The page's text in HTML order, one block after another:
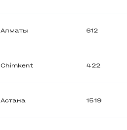
Алматы 612
Chimkent 422
Астана 1519